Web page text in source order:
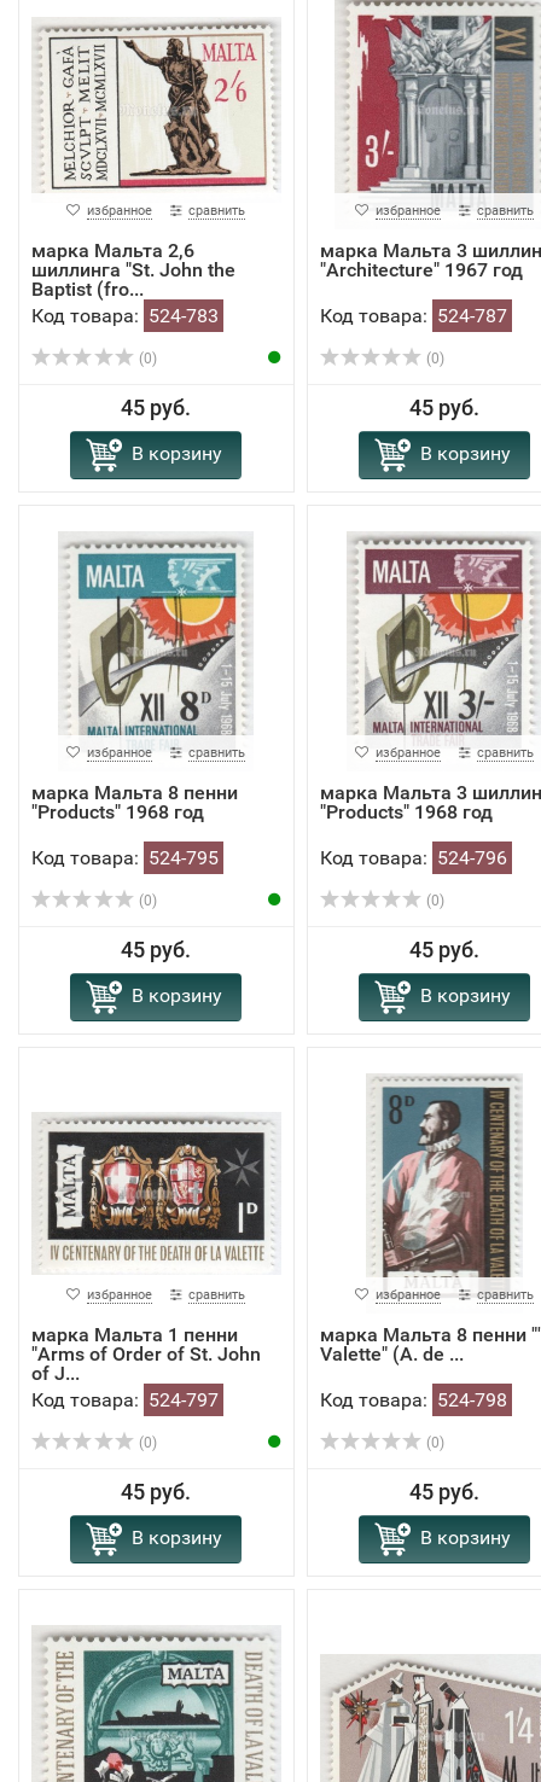
избранное сравнить
марка Мальта 2,6
шиллинга "St. John the
Baptist (fro...
Код товара: 524-783
(0)
45 руб.
В корзину
избранное сравнить
марка Мальта 3
"Architecture" 1967 год
Код товара: 524-787
(0)
45 руб.
В корзину
избранное сравнить
марка Мальта 8 пенни
"Products" 1968 год
Код товара: 524-795
(0)
45 руб.
В корзину
избранное сравнить
марка Мальта 3
"Products" 1968 год
Код товара: 524-796
(0)
45 руб.
В корзину
избранное сравнить
марка Мальта 1 пенни
"Arms of Order of St. John
of J...
Код товара: 524-797
(0)
45 руб.
В корзину
избранное сравнить
марка Мальта 8 пенни
Valette" (A. de ...
Код товара: 524-798
(0)
45 руб.
В корзину